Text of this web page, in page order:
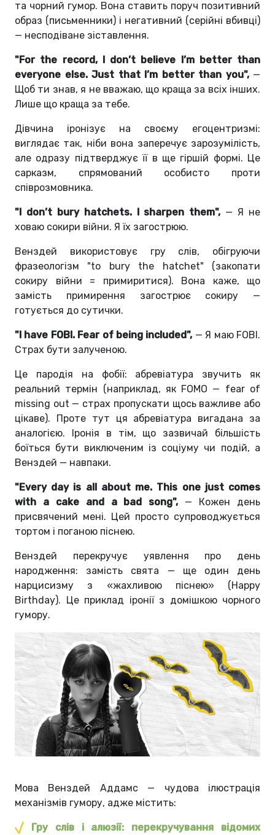
та чорний гумор. Вона ставить поруч позитивний
образ (письменники) і негативний (серійні вбивці)
— несподіване зіставлення.
"For the record, I don’t believe I’m better than
everyone else. Just that I’m better than you", —
Щоб ти знав, я не вважаю, що краща за всіх інших.
Лише що краща за тебе.
Дівчина іронізує на своєму егоцентризмі:
виглядає так, ніби вона заперечує зарозумілість,
але одразу підтверджує її в ще гіршій формі. Це
сарказм, спрямований особисто проти
співрозмовника.
"I don’t bury hatchets. I sharpen them", — Я не
ховаю сокири війни. Я їх загострюю.
Венздей використовує гру слів, обігруючи
фразеологізм "to bury the hatchet" (закопати
сокиру війни = примиритися). Вона каже, що
замість примирення загострює сокиру —
готується до сутички.
"I have FOBI. Fear of being included", — Я маю FOBI.
Страх бути залученою.
Це пародія на фобії: абревіатура звучить як
реальний термін (наприклад, як FOMO — fear of
missing out — страх пропускати щось важливе або
цікаве). Проте тут ця абревіатура вигадана за
аналогією. Іронія в тім, що зазвичай більшість
боїться бути виключеним із соціуму чи подій, а
Венздей — навпаки.
"Every day is all about me. This one just comes
with a cake and a bad song", — Кожен день
присвячений мені. Цей просто супроводжується
тортом і поганою піснею.
Венздей перекручує уявлення про день
народження: замість свята — ще один день
нарцисизму з «жахливою піснею» (Happy
Birthday). Це приклад іронії з домішкою чорного
гумору.
Мова Венздей Аддамс — чудова ілюстрація
механізмів гумору, адже містить:
Гру слів і алюзії: перекручування відомих